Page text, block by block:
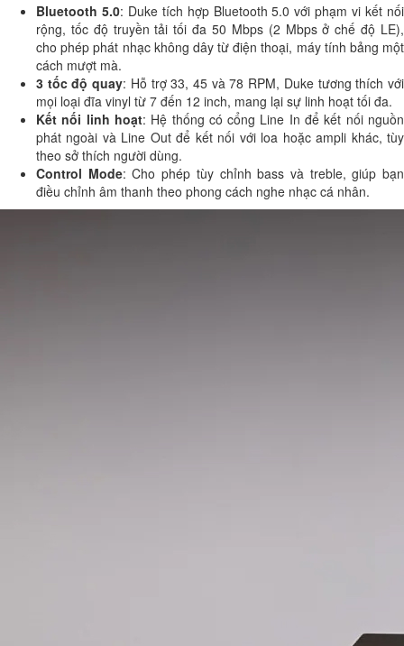
Bluetooth 5.0: Duke tích hợp Bluetooth 5.0 với phạm vi kết nối
rộng, tốc độ truyền tải tối đa 50 Mbps (2 Mbps ở chế độ LE),
cho phép phát nhạc không dây từ điện thoại, máy tính bảng một
cách mượt mà.
3 tốc độ quay: Hỗ trợ 33, 45 và 78 RPM, Duke tương thích với
mọi loại đĩa vinyl từ 7 đến 12 inch, mang lại sự linh hoạt tối đa.
Kết nối linh hoạt: Hệ thống có cổng Line In để kết nối nguồn
phát ngoài và Line Out để kết nối với loa hoặc ampli khác, tùy
theo sở thích người dùng.
Control Mode: Cho phép tùy chỉnh bass và treble, giúp bạn
điều chỉnh âm thanh theo phong cách nghe nhạc cá nhân.